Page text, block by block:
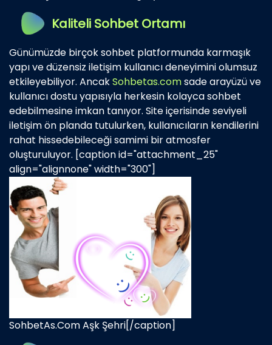
Kaliteli Sohbet Ortamı
Günümüzde birçok sohbet platformunda karmaşık
yapı ve düzensiz iletişim kullanıcı deneyimini olumsuz
etkileyebiliyor. AncakSohbetas.comsade arayüzü ve
kullanıcı dostu yapısıyla herkesin kolayca sohbet
edebilmesine imkan tanıyor. Site içerisinde seviyeli
iletişim ön planda tutulurken, kullanıcıların kendilerini
rahat hissedebileceği samimi bir atmosfer
oluşturuluyor. [caption id="attachment_25"
align="alignnone" width="300"]
SohbetAs.Com Aşk Şehri[/caption]